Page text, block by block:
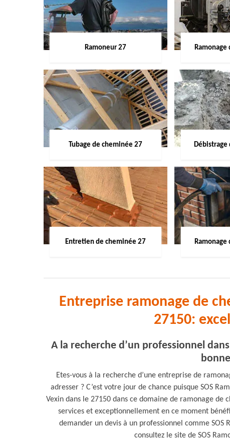
Ramoneur 27
Tubage de cheminée 27
Entretien de cheminée 27
Entreprise ramonage de
27150:
A la recherche d’un professionnel
Etes-vous à la recherche d’une entreprise de
adresser ? C’est votre jour de chance puisque SOS
Vexin dans le 27150 dans ce domaine de ramonage de
services et exceptionnellement en ce moment
demander un devis à un professionnel comme
consultez le site de SOS